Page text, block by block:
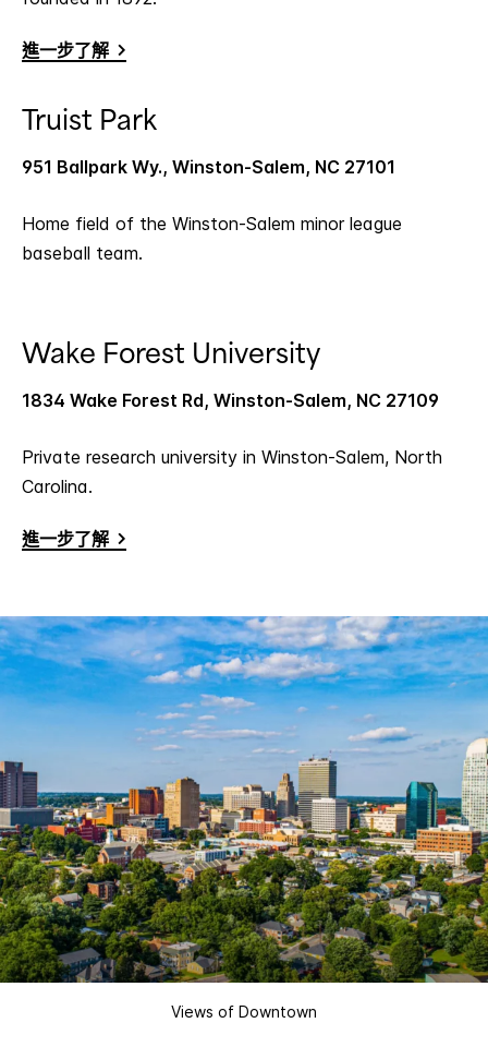
進一步了解
Truist Park
951 Ballpark Wy., Winston-Salem, NC 27101
Home field of the Winston-Salem minor league
baseball team.
Wake Forest University
1834 Wake Forest Rd, Winston-Salem, NC 27109
Private research university in Winston-Salem, North
Carolina.
進一步了解
Views of Downtown